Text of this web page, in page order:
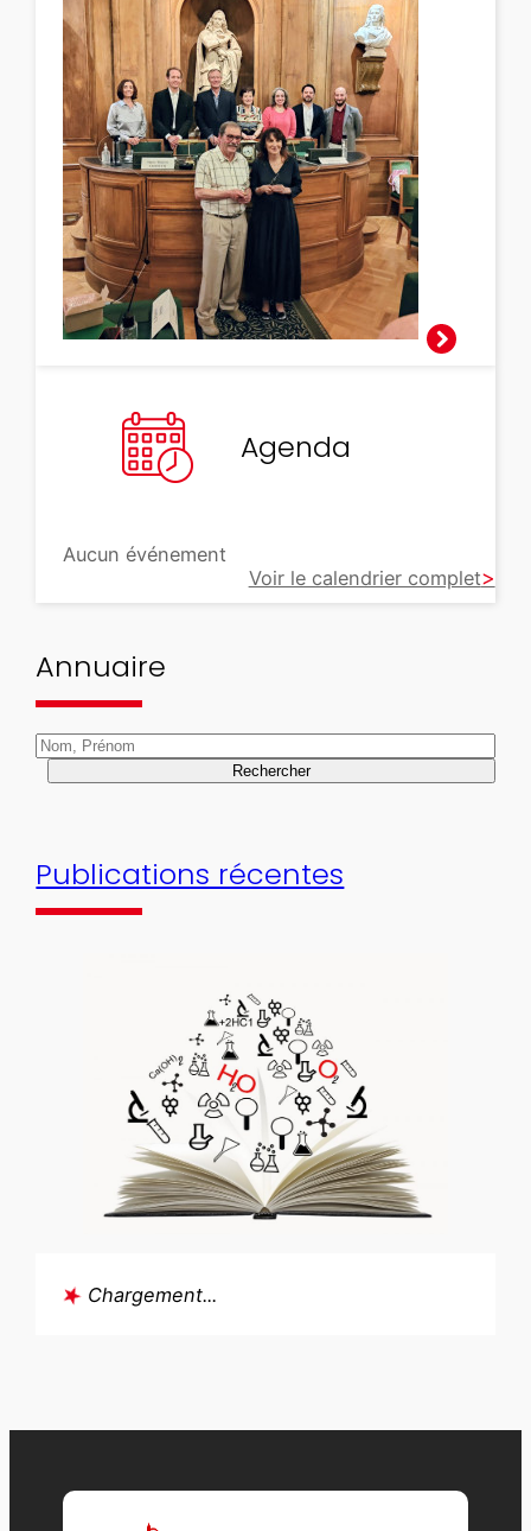
Prix Cosmos du
livre de
vulgarisation
2026
Agenda
Aucun événement
Voir le calendrier complet
Annuaire
Rechercher
Publications récentes
Chargement...